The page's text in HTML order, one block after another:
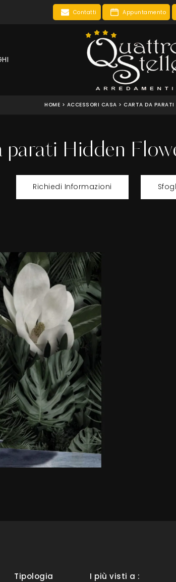
Contatti Appuntamento
HOME > ACCESSORI CASA >CARTA DA PARATI
parati Hidden
Richiedi Informazioni
Tipologia I più visti a :